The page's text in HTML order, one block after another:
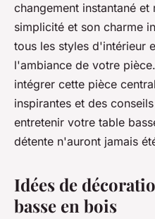
changement instantané et
simplicité et son charme
tous les styles d'intérieur
l'ambiance de votre
intégrer cette pièce
inspirantes et des
entretenir votre table
détente n'auront jamais
Idées de
basse en bois